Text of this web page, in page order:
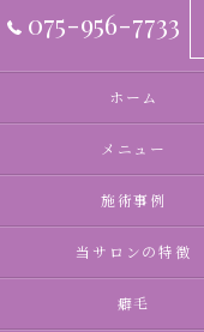
075-956-7733
ホーム
メニュー
施術事例
当サロンの特徴
癖毛